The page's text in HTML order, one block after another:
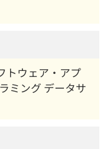
トウェア・アプ
ミング データサ